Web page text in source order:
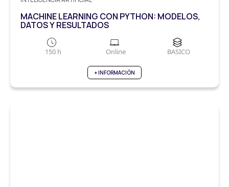
MACHINE LEARNING CON PYTHON: MODELOS,
DATOS Y RESULTADOS
150 h Online BASICO
+ INFORMACIÓN